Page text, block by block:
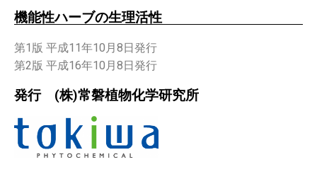
機能性ハーブの生理活性
第1版 平成11年10月8日発行
第2版 平成16年10月8日発行
発行 (株)常磐植物化学研究所